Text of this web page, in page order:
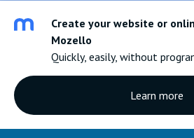
Create your website or
Mozello
Quickly, easily, without
Learn more